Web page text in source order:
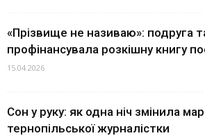
«Прізвище не називаю»: подруга
профінансувала розкішну книгу
15.04.2026
Сон у руку: як одна ніч змінила
тернопільської журналістки